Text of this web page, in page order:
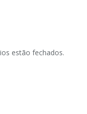
estão fechados.